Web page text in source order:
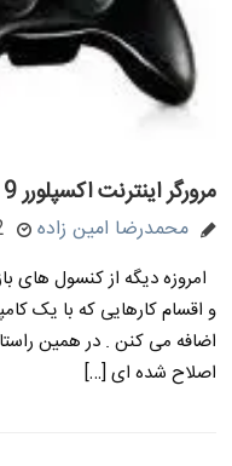
مرورگر اینترنت اکسپلورر 9 در اکس باکس 360
محمدرضا امین زاده
امروزه دیگه از کنسول های
و اقسام کارهایی که با یک
اضافه می کنن . در همین
اصلاح شده ای […]